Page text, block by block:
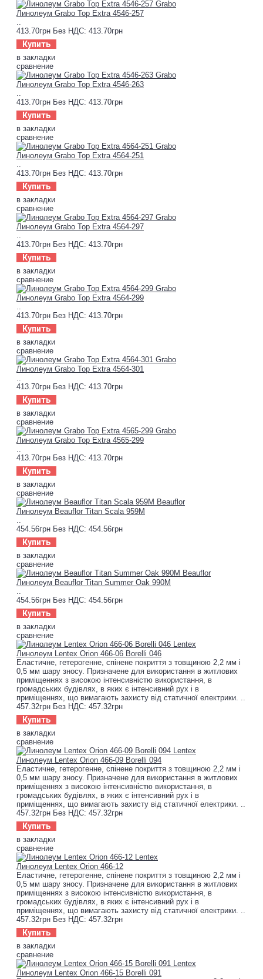
Линолеум Grabo Top Extra 4546-257
413.70грн Без НДС: 413.70грн
Купить
в закладки
сравнение
Линолеум Grabo Top Extra 4546-263
413.70грн Без НДС: 413.70грн
Купить
в закладки
сравнение
Линолеум Grabo Top Extra 4564-251
413.70грн Без НДС: 413.70грн
Купить
в закладки
сравнение
Линолеум Grabo Top Extra 4564-297
413.70грн Без НДС: 413.70грн
Купить
в закладки
сравнение
Линолеум Grabo Top Extra 4564-299
413.70грн Без НДС: 413.70грн
Купить
в закладки
сравнение
Линолеум Grabo Top Extra 4564-301
413.70грн Без НДС: 413.70грн
Купить
в закладки
сравнение
Линолеум Grabo Top Extra 4565-299
413.70грн Без НДС: 413.70грн
Купить
в закладки
сравнение
Линолеум Beauflor Titan Scala 959M
454.56грн Без НДС: 454.56грн
Купить
в закладки
сравнение
Линолеум Beauflor Titan Summer Oak 990M
454.56грн Без НДС: 454.56грн
Купить
в закладки
сравнение
Линолеум Lentex Orion 466-06 Borelli 046
Еластичне, гетерогенне, спінене покриття з товщиною 2,2 мм і
0,5 мм шару зносу. Призначене для використання в житлових
приміщеннях з високою інтенсивністю використання, в
громадських будівлях, в яких є інтенсивний рух і в
приміщеннях, що вимагають захисту від статичної електрики. ..
457.32грн Без НДС: 457.32грн
Купить
в закладки
сравнение
Линолеум Lentex Orion 466-09 Borelli 094
Еластичне, гетерогенне, спінене покриття з товщиною 2,2 мм і
0,5 мм шару зносу. Призначене для використання в житлових
приміщеннях з високою інтенсивністю використання, в
громадських будівлях, в яких є інтенсивний рух і в
приміщеннях, що вимагають захисту від статичної електрики. ..
457.32грн Без НДС: 457.32грн
Купить
в закладки
сравнение
Линолеум Lentex Orion 466-12
Еластичне, гетерогенне, спінене покриття з товщиною 2,2 мм і
0,5 мм шару зносу. Призначене для використання в житлових
приміщеннях з високою інтенсивністю використання, в
громадських будівлях, в яких є інтенсивний рух і в
приміщеннях, що вимагають захисту від статичної електрики. ..
457.32грн Без НДС: 457.32грн
Купить
в закладки
сравнение
Линолеум Lentex Orion 466-15 Borelli 091